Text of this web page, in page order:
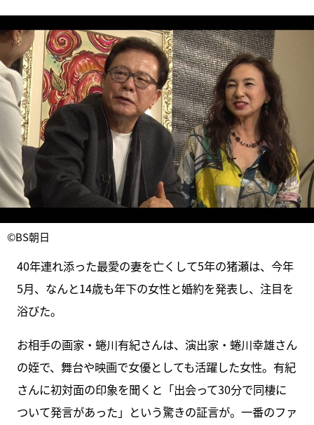
©BS朝日
40年連れ添った最愛の妻を亡くして5年の猪瀬は、今年
5月、なんと14歳も年下の女性と婚約を発表し、注目を
浴びた。
お相手の画家・蜷川有紀さんは、演出家・蜷川幸雄さん
の姪で、舞台や映画で女優としても活躍した女性。有紀
さんに初対面の印象を聞くと「出会って30分で同棲に
ついて発言があった」という驚きの証言が。一番のファ